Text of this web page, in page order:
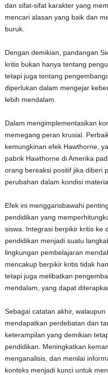
dan sifat-sifat karakter yang
mencari alasan yang baik dan
buruk.
Dengan demikian, pandangan
kritis bukan hanya tentang
tetapi juga tentang
diperlukan dalam mengejar
lebih mendalam.
Dalam mengimplementasikan
memegang peran krusial.
kemungkinan efek Hawthorne,
pabrik Hawthorne di Amerika
orang bereaksi positif jika diberi
perubahan dalam kondisi
Efek ini menggarisbawahi
pendidikan yang
siswa. Integrasi berpikir kritis ke
pendidikan menjadi suatu
lingkungan pembelajaran
mencakup berpikir kritis tidak
tetapi juga melibatkan
mendalam, yang dapat
Sebagai catatan akhir,
mendapatkan perdebatan dan
keterampilan yang demikian
pendidikan. Meningkatkan
menganalisis, dan menilai
konteks menjadi kunci untuk